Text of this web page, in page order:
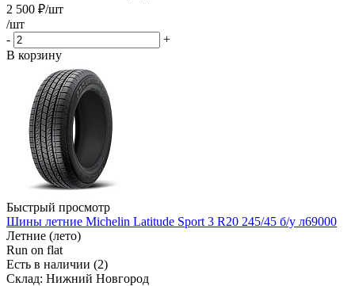
2 500 ₽/шт
/шт
-
+
В корзину
Быстрый просмотр
Шины летние Michelin Latitude Sport 3 R20 245/45 б/у л69000
Летние (лето)
Run on flat
Есть в наличии (2)
Склад: Нижний Новгород